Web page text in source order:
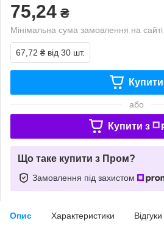
75,24 ₴
Мінімальна сума замовлення на
67,72 ₴ від 30 шт.
Купити
або
Купити з
Що таке купити з Пром?
Замовлення під захистом
Опис Характеристики